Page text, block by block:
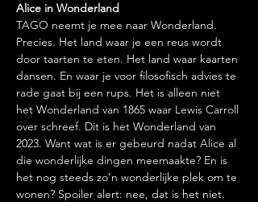
Alice in Wonderland
TAGO neemt je mee naar Wonderland.
Precies. Het land waar je een reus wordt
door taarten te eten. Het land waar kaarten
dansen. En waar je voor filosofisch advies te
rade gaat bij een rups. Het is alleen niet
het Wonderland van 1865 waar Lewis Carroll
over schreef. Dit is het Wonderland van
2023. Want wat is er gebeurd nadat Alice al
die wonderlijke dingen meemaakte? En is
het nog steeds zo’n wonderlijke plek om te
wonen? Spoiler alert: nee, dat is het niet.